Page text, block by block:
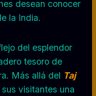
desean conocer
la India.
del esplendor
tesoro de
Más allá del Taj
visitantes una